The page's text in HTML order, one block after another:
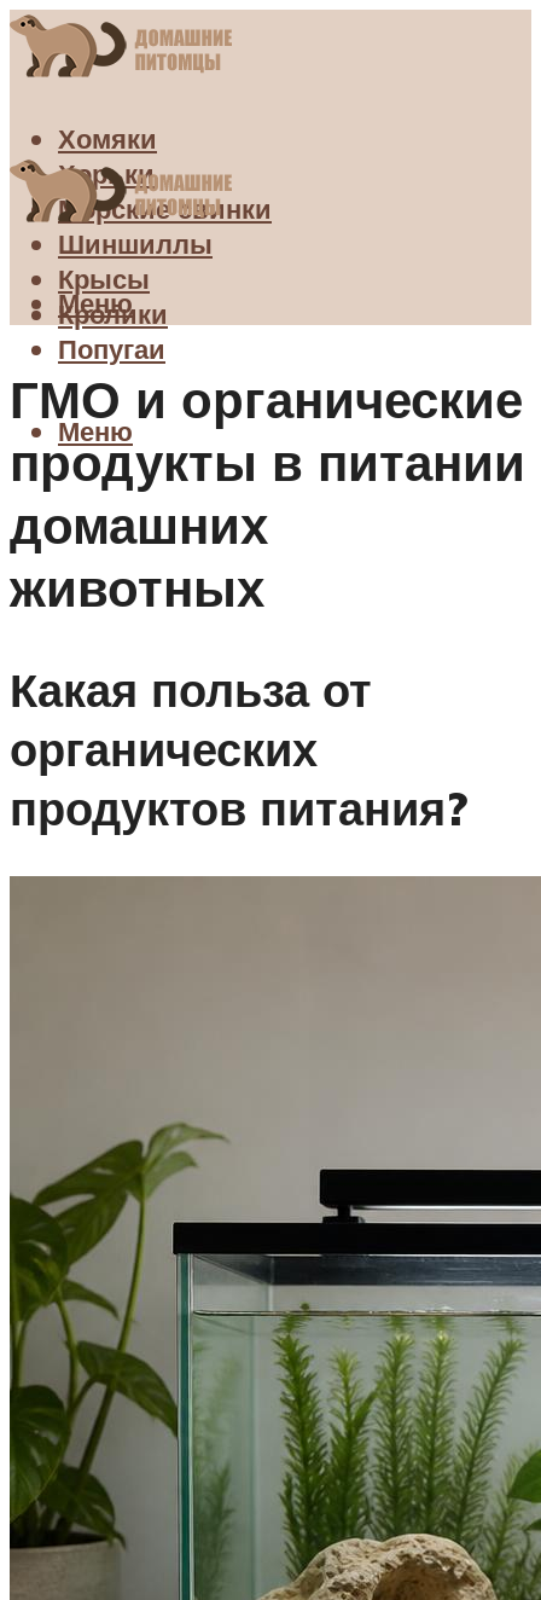
Хомяки
Хорьки
Морские свинки
Шиншиллы
Крысы
Кролики
Попугаи
Меню
Меню
ГМО и органические
продукты в питании
домашних
животных
Какая польза от
органических
продуктов питания?